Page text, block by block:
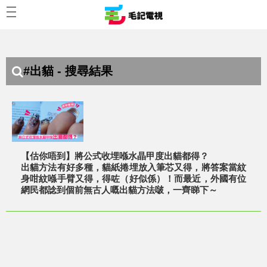
#出貓 - 搜尋結果
【估你唔到】將公式收埋喺水晶甲度出貓都得？
出貓方法有好多種，貓紙捲埋放入筆芯又得，將答案當紋
身咁紋喺手臂又得，得咗（好似係）！而最近，外國有位
網民都諗到個前無古人嘅出貓方法啵，一齊睇下～